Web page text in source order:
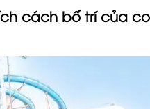
cách bố trí của